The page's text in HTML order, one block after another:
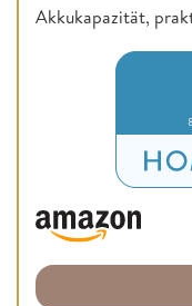
Akkukapazität,